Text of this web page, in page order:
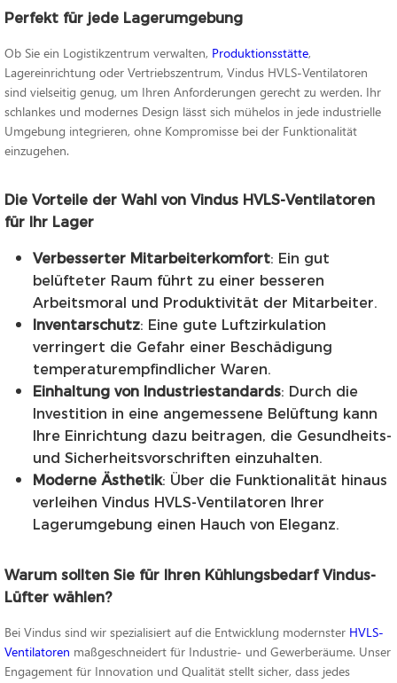
Perfekt für jede Lagerumgebung
Ob Sie ein Logistikzentrum verwalten, Produktionsstätte,
Lagereinrichtung oder Vertriebszentrum, Vindus HVLS-Ventilatoren
sind vielseitig genug, um Ihren Anforderungen gerecht zu werden. Ihr
schlankes und modernes Design lässt sich mühelos in jede industrielle
Umgebung integrieren, ohne Kompromisse bei der Funktionalität
einzugehen.
Die Vorteile der Wahl von Vindus HVLS-Ventilatoren
für Ihr Lager
Verbesserter Mitarbeiterkomfort: Ein gut
belüfteter Raum führt zu einer besseren
Arbeitsmoral und Produktivität der Mitarbeiter.
Inventarschutz: Eine gute Luftzirkulation
verringert die Gefahr einer Beschädigung
temperaturempfindlicher Waren.
Einhaltung von Industriestandards: Durch die
Investition in eine angemessene Belüftung kann
Ihre Einrichtung dazu beitragen, die Gesundheits-
und Sicherheitsvorschriften einzuhalten.
Moderne Ästhetik: Über die Funktionalität hinaus
verleihen Vindus HVLS-Ventilatoren Ihrer
Lagerumgebung einen Hauch von Eleganz.
Warum sollten Sie für Ihren Kühlungsbedarf Vindus-
Lüfter wählen?
Bei Vindus sind wir spezialisiert auf die Entwicklung modernster HVLS-
Ventilatoren maßgeschneidert für Industrie- und Gewerberäume. Unser
Engagement für Innovation und Qualität stellt sicher, dass jedes